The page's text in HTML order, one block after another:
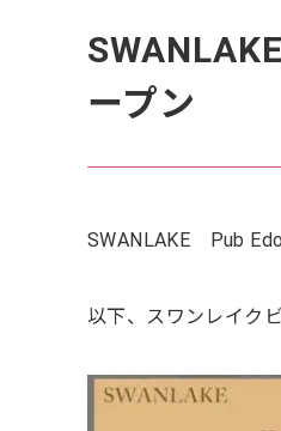
ープン
SWANLAKE Pub
以下、スワンレイク